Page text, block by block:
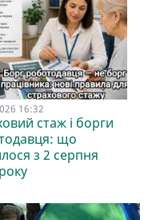
16:32
стаж і борги
що
з 2 серпня